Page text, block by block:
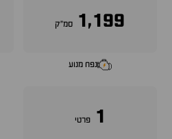
1,199 סמ״ק
נפח מנוע
1 פרטי